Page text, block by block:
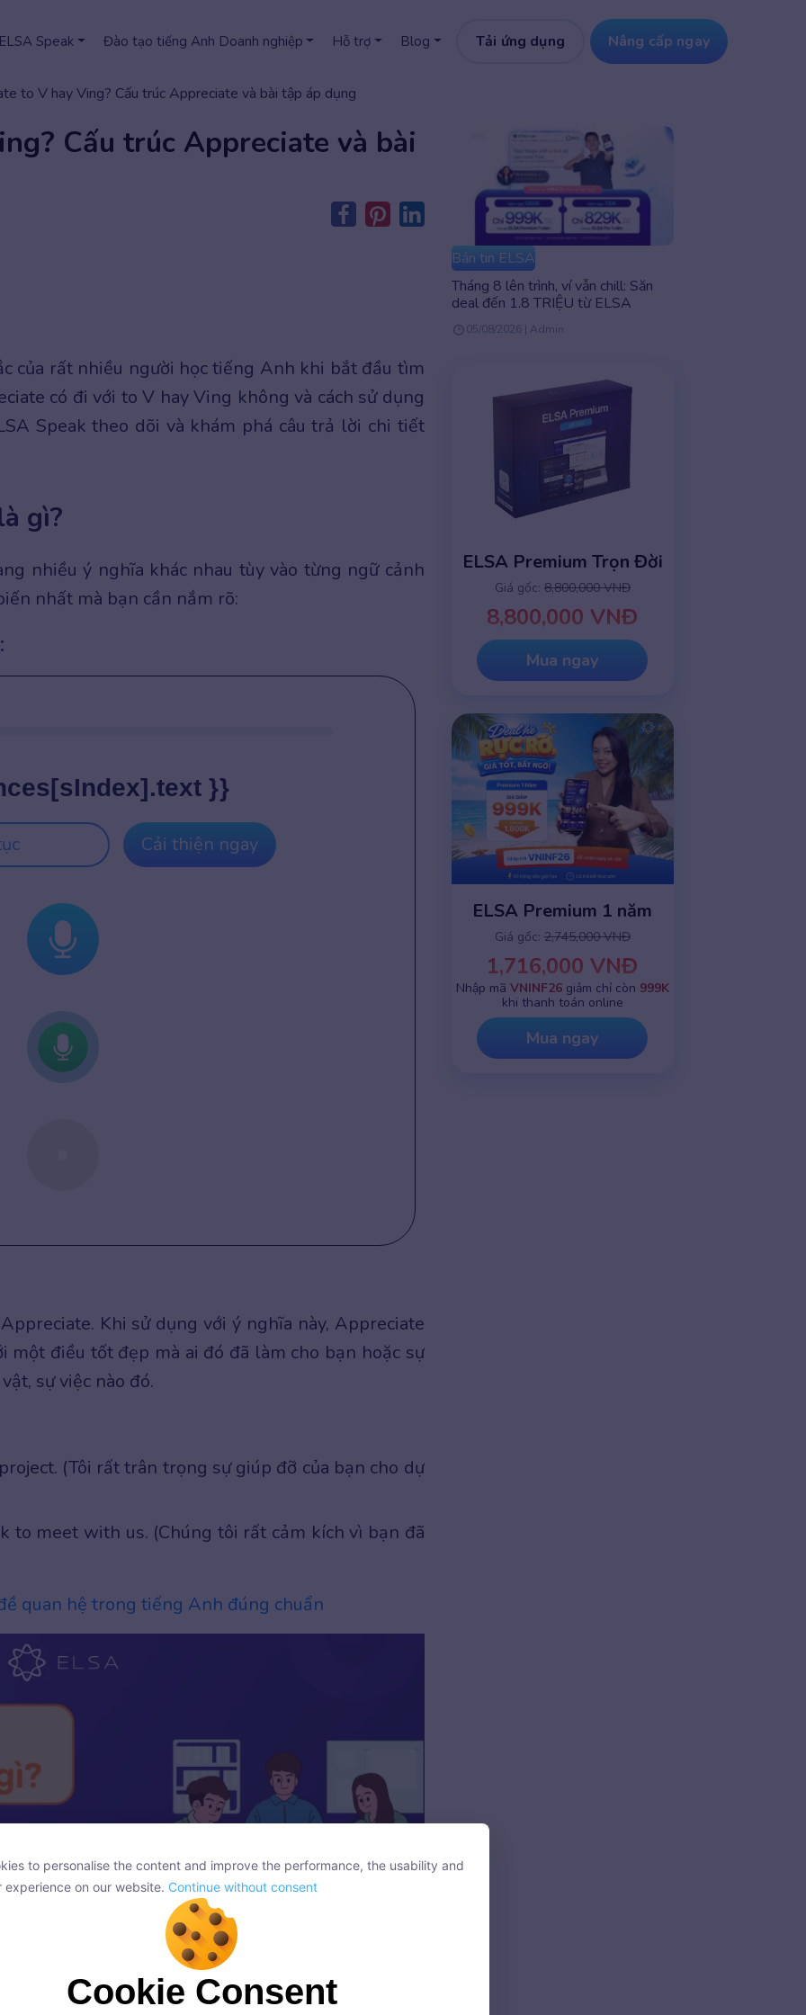
Speak Đào tạo tiếng Anh Doanh nghiệp Hỗ trợ Blog Tải ứng dụng Nâng cấp ngay
to V hay Ving? Cấu trúc Appreciate và bài tập áp dụng
Cấu trúc Appreciate và bài
của rất nhiều người học tiếng Anh khi bắt đầu tìm
có đi với to V hay Ving không và cách sử dụng
Speak theo dõi và khám phá câu trả lời chi tiết
gì?
nhiều ý nghĩa khác nhau tùy vào từng ngữ cảnh
nhất mà bạn cần nắm rõ:
}}
Cải thiện ngay
Khi sử dụng với ý nghĩa này, Appreciate
điều tốt đẹp mà ai đó đã làm cho bạn hoặc sự
sự việc nào đó.
(Tôi rất trân trọng sự giúp đỡ của bạn cho dự
to meet with us. (Chúng tôi rất cảm kích vì bạn đã
quan hệ trong tiếng Anh đúng chuẩn
Bản tin ELSA
Tháng 8 lên trình, ví vẫn chill: Săn
deal đến 1.8 TRIỆU từ ELSA
05/08/2026 | Admin
ELSA Premium Trọn Đời
Giá gốc: 8,800,000 VNĐ
8,800,000 VNĐ
Mua ngay
ELSA Premium 1 năm
Giá gốc: 2,745,000 VNĐ
1,716,000 VNĐ
Nhập mã VNINF26giảm chỉ còn 999K
khi thanh toán online
Mua ngay
to personalise the content and improve the performance, the usability and
on our website.
Continue without consent
Cookie Consent
to personalise the content and improve the performance, the usability and
experience on our website. Continue without consent
Cookie Consent